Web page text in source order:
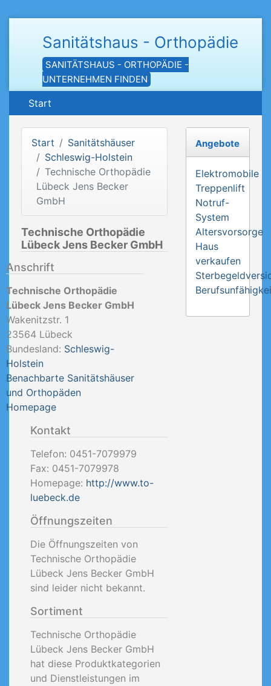
Sanitätshaus - Orthopädie
SANITÄTSHAUS - ORTHOPÄDIE -
UNTERNEHMEN FINDEN
Start
Start
Sanitätshäuser
Schleswig-Holstein
Technische Orthopädie
Lübeck Jens Becker
GmbH
Technische Orthopädie
Lübeck Jens Becker GmbH
Anschrift
Technische Orthopädie
Lübeck Jens Becker GmbH
Wakenitzstr. 1
23564 Lübeck
Bundesland: Schleswig-
Holstein
Benachbarte Sanitätshäuser
und Orthopäden
Homepage
Kontakt
Telefon: 0451-7079979
Fax: 0451-7079978
Homepage: http://www.to-
luebeck.de
Öffnungszeiten
Die Öffnungszeiten von
Technische Orthopädie
Lübeck Jens Becker GmbH
sind leider nicht bekannt.
Sortiment
Technische Orthopädie
Lübeck Jens Becker GmbH
hat diese Produktkategorien
und Dienstleistungen im
Angebote
Elektromobile
Treppenlift
Notruf-
System
Altersvorsorge
Haus
verkaufen